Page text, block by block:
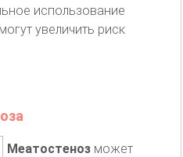
использование
увеличить риск
Меатостеноз может